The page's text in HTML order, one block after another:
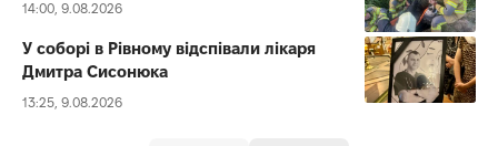
14:00, 9.08.2026
У соборі в Рівному відспівали лікаря
Дмитра Сисонюка
13:25, 9.08.2026